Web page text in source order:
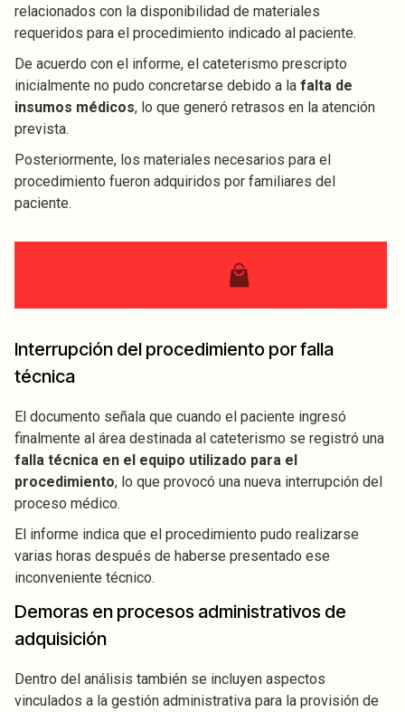
relacionados con la disponibilidad de materiales
requeridos para el procedimiento indicado al paciente.
De acuerdo con el informe, el cateterismo prescripto
inicialmente no pudo concretarse debido a la falta de
insumos médicos, lo que generó retrasos en la atención
prevista.
Posteriormente, los materiales necesarios para el
procedimiento fueron adquiridos por familiares del
paciente.
Interrupción del procedimiento por falla
técnica
El documento señala que cuando el paciente ingresó
finalmente al área destinada al cateterismo se registró una
falla técnica en el equipo utilizado para el
procedimiento, lo que provocó una nueva interrupción del
proceso médico.
El informe indica que el procedimiento pudo realizarse
varias horas después de haberse presentado ese
inconveniente técnico.
Demoras en procesos administrativos de
adquisición
Dentro del análisis también se incluyen aspectos
vinculados a la gestión administrativa para la provisión de